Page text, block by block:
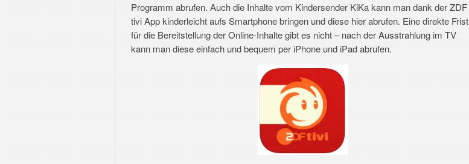
Programm abrufen. Auch die Inhalte vom Kindersender KiKa kann man dank der ZDF
tivi App kinderleicht aufs Smartphone bringen und diese hier abrufen. Eine direkte Frist
für die Bereitstellung der Online-Inhalte gibt es nicht – nach der Ausstrahlung im TV
kann man diese einfach und bequem per iPhone und iPad abrufen.